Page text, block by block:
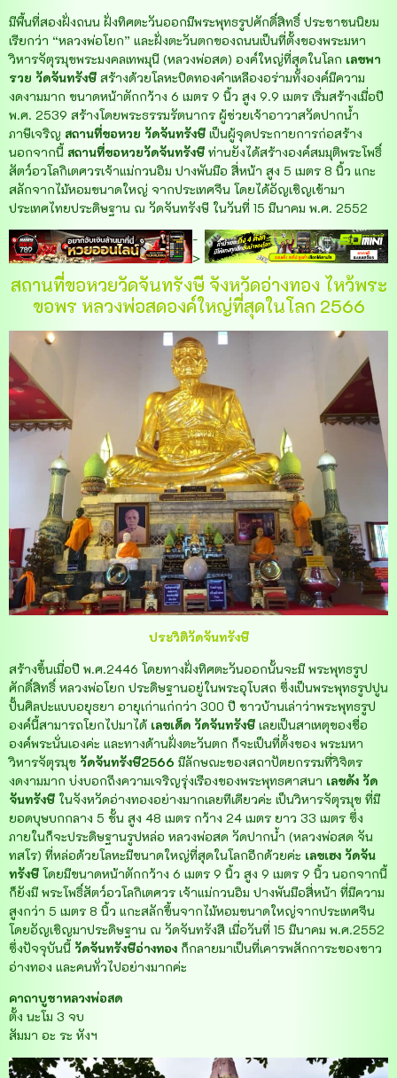
มีพื้นที่สองฝั่งถนน ฝั่งทิศตะวันออกมีพระพุทธรูปศักดิ์สิทธิ์ ประชาชนนิยม
เรียกว่า “หลวงพ่อโยก” และฝั่งตะวันตกของถนนเป็นที่ตั้งของพระมหา
วิหารจัตุรมุขพระมงคลเทพมุนี (หลวงพ่อสด) องค์ใหญ่ที่สุดในโลก เลขพา
รวย วัดจันทรังษี สร้างด้วยโลหะปิดทองคำเหลืองอร่ามทั้งองค์มีความ
งดงามมาก ขนาดหน้าตักกว้าง 6 เมตร 9 นิ้ว สูง 9.9 เมตร เริ่มสร้างเมื่อปี
พ.ศ. 2539 สร้างโดยพระธรรมรัตนากร ผู้ช่วยเจ้าอาวาสวัดปากน้ำ
ภาษีเจริญ สถานที่ขอหวย วัดจันทรังษี เป็นผู้จุดประกายการก่อสร้าง
นอกจากนี้ สถานที่ขอหวยวัดจันทรังษี ท่านยังได้สร้างองค์สมมุติพระโพธิ์
สัตว์อวโลกิเตศวรเจ้าแม่กวนอิม ปางพันมือ สี่หน้า สูง 5 เมตร 8 นิ้ว แกะ
สลักจากไม้หอมขนาดใหญ่ จากประเทศจีน โดยได้อัญเชิญเข้ามา
ประเทศไทยประดิษฐาน ณ วัดจันทรังษี ในวันที่ 15 มีนาคม พ.ศ. 2552
-
>
สถานที่ขอหวยวัดจันทรังษี จังหวัดอ่างทอง ไหว้พระ
ขอพร หลวงพ่อสดองค์ใหญ่ที่สุดในโลก 2566
ประวิติวัดจันทรังษี
สร้างขึ้นเมื่อปี พ.ศ.2446 โดยทางฝั่งทิศตะวันออกนั้นจะมี พระพุทธรูป
ศักดิ์สิทธิ์ หลวงพ่อโยก ประดิษฐานอยู่ในพระอุโบสถ ซึ่งเป็นพระพุทธรูปปูน
ปั้นศิลปะแบบอยุธยา อายุเก่าแก่กว่า 300 ปี ชาวบ้านเล่าว่าพระพุทธรูป
องค์นี้สามารถโยกไปมาได้ เลขเด็ด วัดจันทรังษี เลยเป็นสาเหตุของชื่อ
องค์พระนั่นเองค่ะ และทางด้านฝั่งตะวันตก ก็จะเป็นที่ตั้งของ พระมหา
วิหารจัตุรมุข วัดจันทรังษี2566 มีลักษณะของสถาปัตยกรรมที่วิจิตร
งดงามมาก บ่งบอกถึงความเจริญรุ่งเรืองของพระพุทธศาสนา เลขดัง วัด
จันทรังษี ในจังหวัดอ่างทองอย่างมากเลยทีเดียวค่ะ เป็นวิหารจัตุรมุข ที่มี
ยอดบุษบกกลาง 5 ชั้น สูง 48 เมตร กว้าง 24 เมตร ยาว 33 เมตร ซึ่ง
ภายในก็จะประดิษฐานรูปหล่อ หลวงพ่อสด วัดปากน้ำ (หลวงพ่อสด จัน
ทสโร) ที่หล่อด้วยโลหะมีขนาดใหญ่ที่สุดในโลกอีกด้วยค่ะ เลขเฮง วัดจัน
ทรังษี โดยมีขนาดหน้าตักกว้าง 6 เมตร 9 นิ้ว สูง 9 เมตร 9 นิ้ว นอกจากนี้
ก็ยังมี พระโพธิ์สัตว์อวโลกิเตศวร เจ้าแม่กวนอิม ปางพันมือสี่หน้า ที่มีความ
สูงกว่า 5 เมตร 8 นิ้ว แกะสลักขึ้นจากไม้หอมขนาดใหญ่จากประเทศจีน
โดยอัญเชิญมาประดิษฐาน ณ วัดจันทรังสี เมื่อวันที่ 15 มีนาคม พ.ศ.2552
ซึ่งปัจจุบันนี้ วัดจันทรังษีอ่างทอง ก็กลายมาเป็นที่เคารพสักการะของชาว
อ่างทอง และคนทั่วไปอย่างมากค่ะ
คาถาบูชาหลวงพ่อสด
ตั้ง นะโม 3 จบ
สัมมา อะ ระ หังฯ